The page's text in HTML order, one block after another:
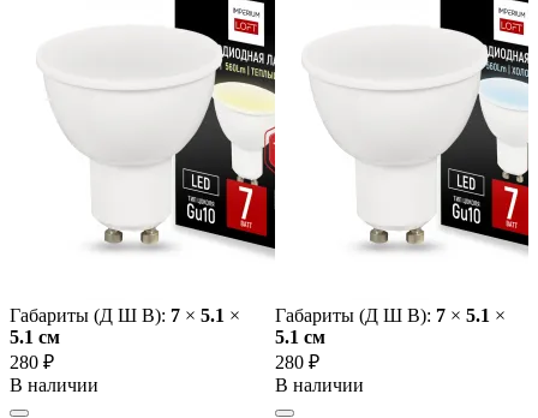
Габариты (Д Ш В): 7 × 5.1 ×
5.1 cм
280 ₽
В наличии
Габариты (Д Ш В): 7 × 5.1 ×
5.1 cм
280 ₽
В наличии